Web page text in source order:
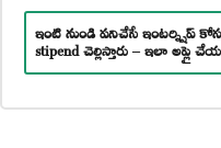
ఇంటి నుండి పనిచేసే ఇంటర్న్షిప్
stipend చెల్లిస్తారు – ఇలా అప్లై